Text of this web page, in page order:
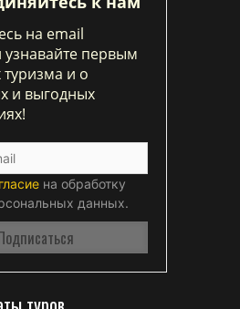
на email
узнавайте первым
туризма и о
и выгодных
на обработку
данных.